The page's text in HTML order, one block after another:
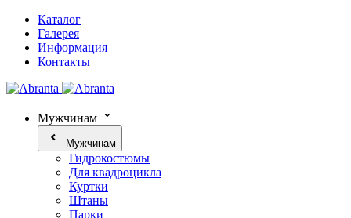
Каталог
Галерея
Информация
Контакты
Мужчинам
Мужчинам
Гидрокостюмы
Для квадроцикла
Куртки
Штаны
Парки